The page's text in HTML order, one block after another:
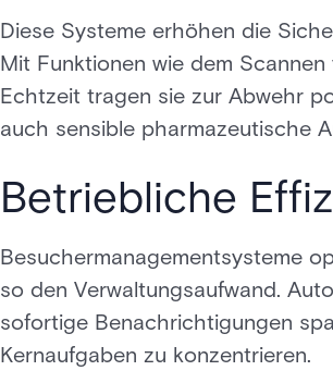
Diese Systeme erhöhen die
Mit Funktionen wie dem
Echtzeit tragen sie zur Abwehr
auch sensible pharmazeutische
Betriebliche
Besuchermanagementsysteme
so den Verwaltungsaufwand.
sofortige Benachrichtigungen
Kernaufgaben zu konzentrieren.